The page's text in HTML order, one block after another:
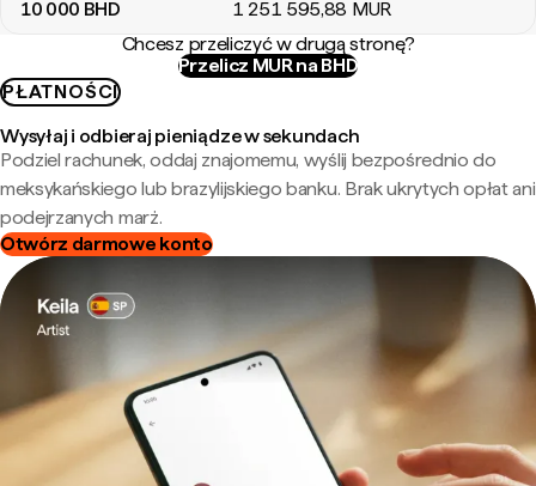
10 000 BHD 1 251 595,88 MUR
Chcesz przeliczyć w drugą stronę?
Przelicz MUR na BHD
PŁATNOŚCI
Wysyłaj i odbieraj pieniądze w sekundach
Podziel rachunek, oddaj znajomemu, wyślij bezpośrednio do
meksykańskiego lub brazylijskiego banku. Brak ukrytych opłat ani
podejrzanych marż.
Otwórz darmowe konto